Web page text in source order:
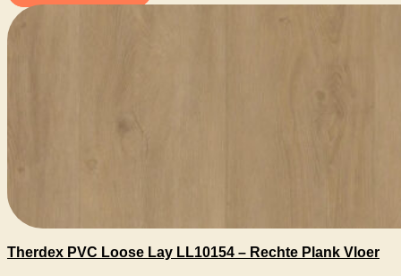
Therdex PVC Loose Lay LL10154 – Rechte Plank Vloer